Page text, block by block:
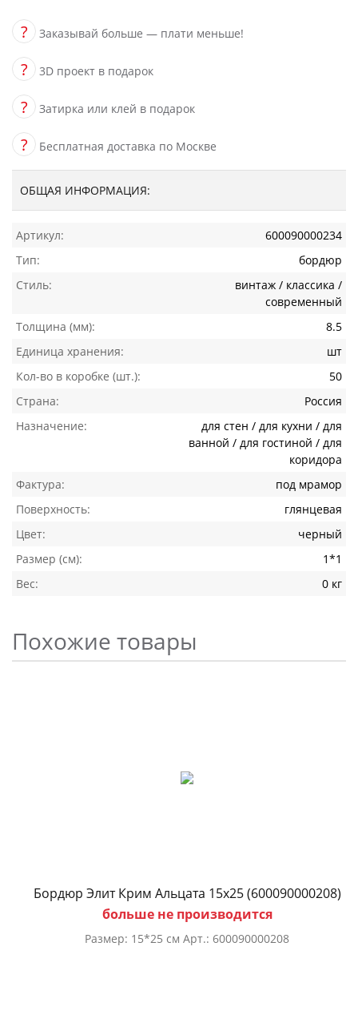
? Заказывай больше — плати меньше!
? 3D проект в подарок
? Затирка или клей в подарок
? Бесплатная доставка по Москве
ОБЩАЯ ИНФОРМАЦИЯ:
Артикул:
600090000234
Тип:
бордюр
Стиль:
винтаж / классика /
современный
Толщина (мм):
8.5
Единица хранения:
шт
Кол-во в коробке (шт.):
50
Страна:
Россия
Назначение:
для стен / для кухни / для
ванной / для гостиной / для
коридора
Фактура:
под мрамор
Поверхность:
глянцевая
Цвет:
черный
Размер (см):
1*1
Вес:
0 кг
Похожие товары
Бордюр Элит Крим Альцата 15х25 (600090000208)
больше не производится
Размер: 15*25 см Арт.: 600090000208